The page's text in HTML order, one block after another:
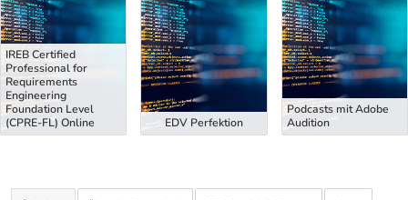
IREB Certified
Professional for
Requirements
Engineering
Foundation Level
(CPRE-FL) Online
EDV Perfektion
Podcasts mit Adobe
Audition